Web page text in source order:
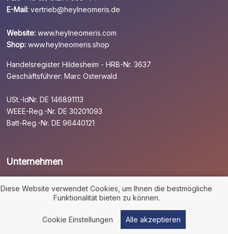
E-Mail: vertrieb@heylneomeris.de
Website: www.heylneomeris.com
Shop: www.heylneomeris.shop
Handelsregister Hildesheim - HRB-Nr. 3637
Geschäftsführer: Marc Osterwald
USt.-IdNr. DE 146891113
WEEE-Reg.-Nr. DE 30201093
Batt-Reg.-Nr. DE 96440121
Unternehmen
Diese Website verwendet Cookies, um Ihnen die bestmögliche
Funktionalität bieten zu können.
Cookie Einstellungen Alle akzeptieren